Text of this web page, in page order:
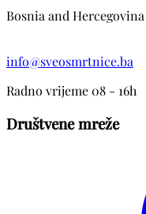
Bosnia and Hercegovina
info@sveosmrtnice.ba
Radno vrijeme 08 - 16h
Društvene mreže